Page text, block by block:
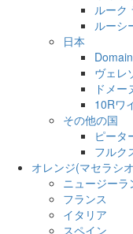
ルーク
ルーシ
日本
ヴェレ
ドメー
10Rワ
その他の国
ピータ
フルク
オレンジ(マセラシ
ニュージーラ
フランス
イタリア
スペイン